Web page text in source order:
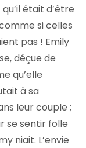
était d’être
si celles
pas ! Emily
déçue de
qu’elle
à sa
leur couple ;
se sentir folle
niait. L’envie